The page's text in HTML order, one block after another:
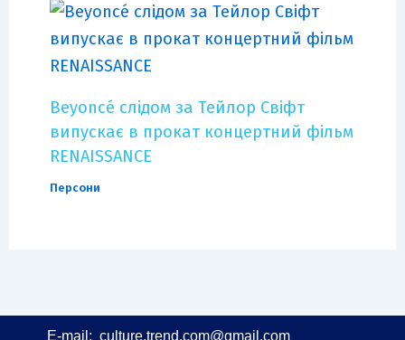
Beyoncé слідом за Тейлор Свіфт
випускає в прокат концертний фільм
RENAISSANCE
Персони
E-mail: culture.trend.com@gmail.com